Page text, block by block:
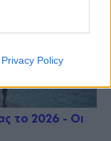
Privacy Policy
το 2026 - Οι